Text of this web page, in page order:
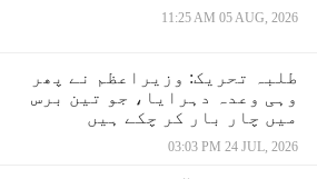
11:25 AM 05 AUG, 2026
طلبہ تحریک: وزیراعظم نے پھر
وہی وعدہ دہرایا، جو تین برس
میں چار بار کر چکے ہیں
03:03 PM 24 JUL, 2026